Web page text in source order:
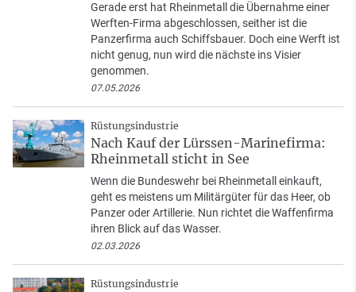
Gerade erst hat Rheinmetall die Übernahme einer
Werften-Firma abgeschlossen, seither ist die
Panzerfirma auch Schiffsbauer. Doch eine Werft ist
nicht genug, nun wird die nächste ins Visier
genommen.
07.05.2026
Rüstungsindustrie
Nach Kauf der Lürssen-Marinefirma:
Rheinmetall sticht in See
Wenn die Bundeswehr bei Rheinmetall einkauft,
geht es meistens um Militärgüter für das Heer, ob
Panzer oder Artillerie. Nun richtet die Waffenfirma
ihren Blick auf das Wasser.
02.03.2026
Rüstungsindustrie